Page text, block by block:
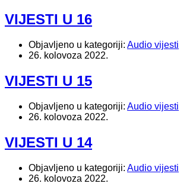
VIJESTI U 16
Objavljeno u kategoriji: Audio vijesti
26. kolovoza 2022.
VIJESTI U 15
Objavljeno u kategoriji: Audio vijesti
26. kolovoza 2022.
VIJESTI U 14
Objavljeno u kategoriji: Audio vijesti
26. kolovoza 2022.